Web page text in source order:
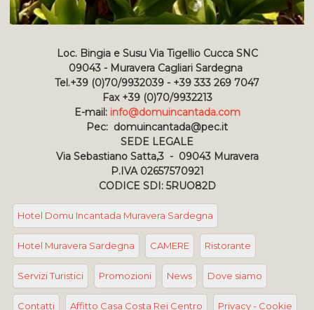
Loc. Bingia e Susu Via Tigellio Cucca SNC
09043 - Muravera Cagliari Sardegna
Tel.+39 (0)70/9932039 - +39 333 269 7047
Fax +39 (0)70/9932213
E-mail: info@domuincantada.com
Pec: domuincantada@pec.it
SEDE LEGALE
Via Sebastiano Satta,3 - 09043 Muravera
P.IVA 02657570921
CODICE SDI: 5RUO82D
Hotel Domu Incantada Muravera Sardegna
Hotel Muravera Sardegna CAMERE Ristorante
Servizi Turistici Promozioni News Dove siamo
Contatti Affitto Casa Costa Rei Centro Privacy - Cookie